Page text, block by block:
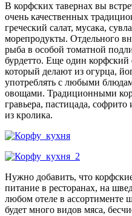
В корфских тавернах вы
очень качественных
греческий салат, мусака,
морепродукты. Отдельного
рыба в особой томатной
бурдетто. Еще один корфский
который делают из огурца,
употреблять с любыми
овощами. Традиционными
гравьера, пастицада,
из кролика.
Нужно добавить, что
питание в ресторанах, на
любом отеле в ассортименте
будет много видов мяса,